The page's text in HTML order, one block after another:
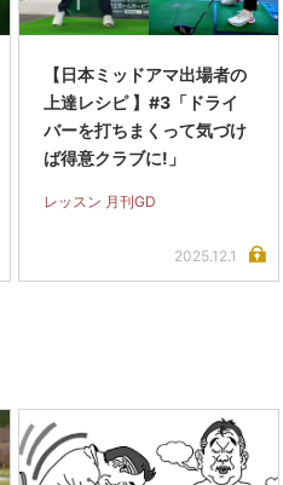
【日本ミッドアマ出場者の
上達レシピ 】#3「ドライ
バーを打ちまくって気づけ
ば得意クラブに!」
レッスン 月刊GD
2025.12.1